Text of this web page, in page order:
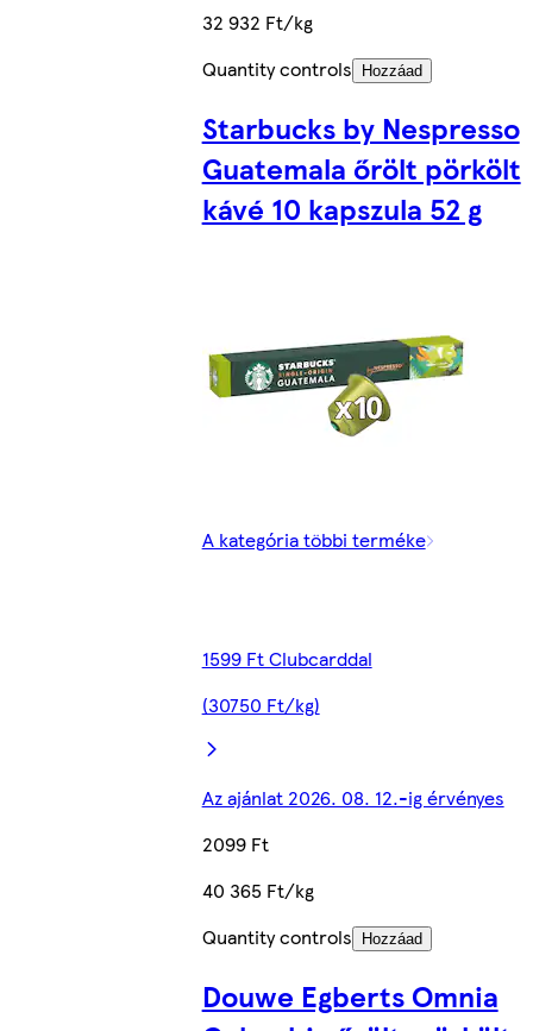
32 932 Ft/kg
Quantity controls
Hozzáad
Starbucks by Nespresso
Guatemala őrölt pörkölt
kávé 10 kapszula 52 g
A kategória többi terméke
1599 Ft Clubcarddal
(30750 Ft/kg)
Az ajánlat 2026. 08. 12.-ig érvényes
2099 Ft
40 365 Ft/kg
Quantity controls
Hozzáad
Douwe Egberts Omnia